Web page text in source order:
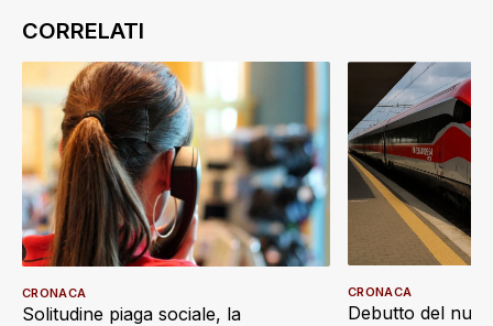
Solitudine piaga sociale, la
CRONACA
Debutto del
CRONACA